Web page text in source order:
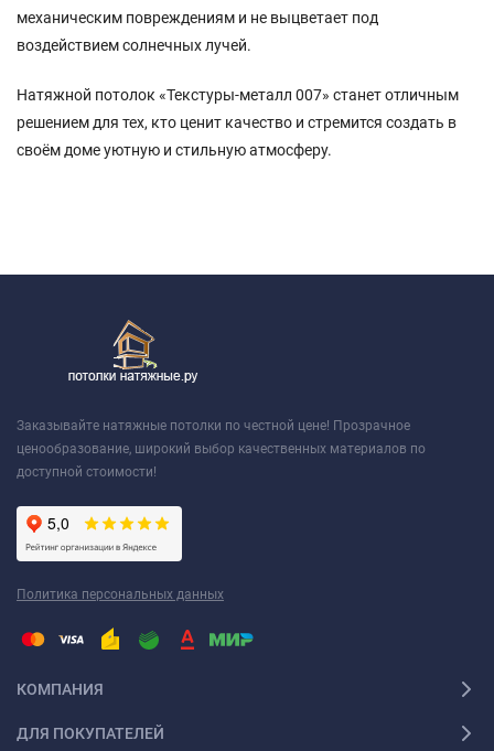
механическим повреждениям и не выцветает под
воздействием солнечных лучей.
Натяжной потолок «Текстуры-металл 007» станет отличным
решением для тех, кто ценит качество и стремится создать в
своём доме уютную и стильную атмосферу.
Заказывайте натяжные потолки по честной цене! Прозрачное
ценообразование, широкий выбор качественных материалов по
доступной стоимости!
Политика персональных данных
КОМПАНИЯ
ДЛЯ ПОКУПАТЕЛЕЙ